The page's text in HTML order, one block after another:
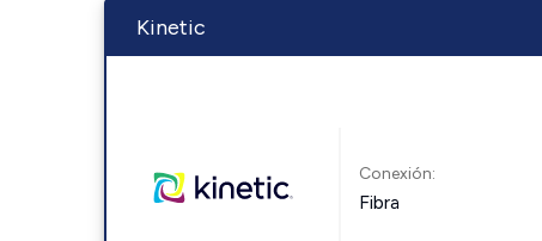
Kinetic
Conexión:
Fibra